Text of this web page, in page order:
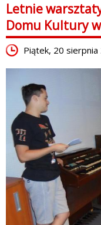
Letnie
Domu Kultury
Piątek, 20 sierpnia